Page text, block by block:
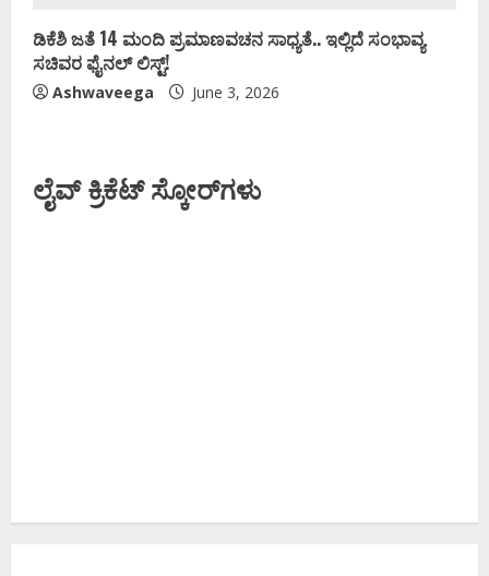
ಡಿಕೆಶಿ ಜತೆ 14 ಮಂದಿ ಪ್ರಮಾಣವಚನ ಸಾಧ್ಯತೆ.. ಇಲ್ಲಿದೆ ಸಂಭಾವ್ಯ
ಸಚಿವರ ಫೈನಲ್ ಲಿಸ್ಟ್‌!
Ashwaveega June 3, 2026
ಲೈವ್ ಕ್ರಿಕೆಟ್ ಸ್ಕೋರ್‌ಗಳು